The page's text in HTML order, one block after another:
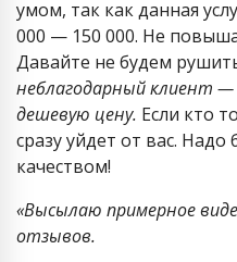
умом, так как данная
000 — 150 000. Не
Давайте не будем
неблагодарный клиент
дешевую цену. Если кто
сразу уйдет от вас. Надо
качеством!
«Высылаю примерное
отзывов.